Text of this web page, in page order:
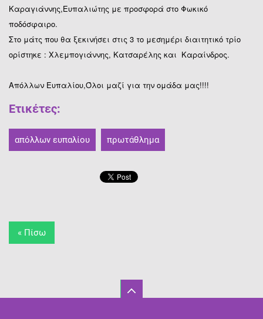
Καραγιάννης,Ευπαλιώτης με προσφορά στο Φωκικό
ποδόσφαιρο.
Στο μάτς που θα ξεκινήσει στις 3 το μεσημέρι διαιτητικό τρίο
ορίστηκε : Χλεμπογιάννης, Κατσαρέλης και Καραίνδρος.
Απόλλων Ευπαλίου,Όλοι μαζί για την ομάδα μας!!!!
Ετικέτες:
απόλλων ευπαλίου πρωτάθλημα
« Πίσω